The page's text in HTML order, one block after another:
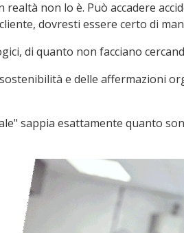
non lo è. Può accadere
dovresti essere certo di
di quanto non facciano
e delle affermazioni
sappia esattamente quanto